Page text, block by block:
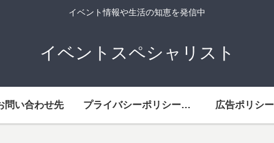
イベント情報や生活の知恵を発信中
イベントスペシャリスト
問い合わせ先 プライバシーポリシー・免責事項 広告ポリシー